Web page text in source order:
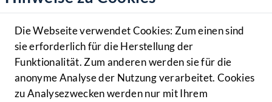
Benutzer
Navigationsmenü öffnen
MENÜ
Die Webseite verwendet Cookies: Zum einen sind
sie erforderlich für die Herstellung der
Funktionalität. Zum anderen werden sie für die
anonyme Analyse der Nutzung verarbeitet. Cookies
zu Analysezwecken werden nur mit Ihrem